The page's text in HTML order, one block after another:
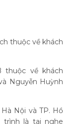
thuộc về khách
thuộc về khách
Nguyễn Huỳnh
Nội và TP. Hồ
trình là tai nghe